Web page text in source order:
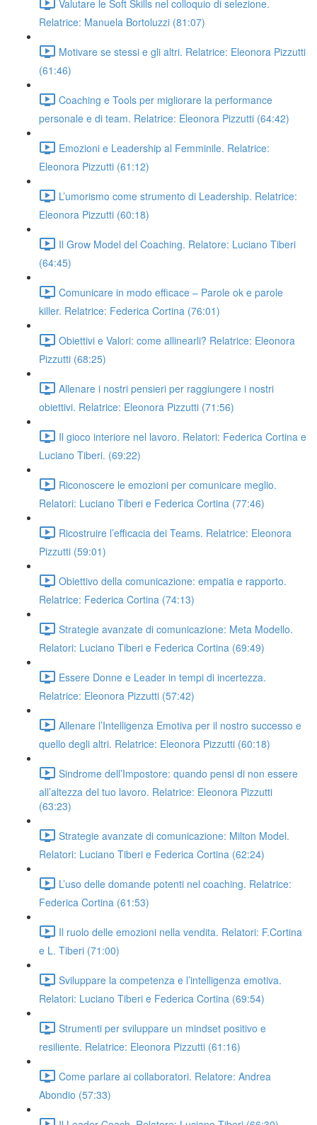
Valutare le Soft Skills nel colloquio di selezione.
Relatrice: Manuela Bortoluzzi (81:07)
Motivare se stessi e gli altri. Relatrice: Eleonora Pizzutti
(61:46)
Coaching e Tools per migliorare la performance
personale e di team. Relatrice: Eleonora Pizzutti (64:42)
Emozioni e Leadership al Femminile. Relatrice:
Eleonora Pizzutti (61:12)
L’umorismo come strumento di Leadership. Relatrice:
Eleonora Pizzutti (60:18)
Il Grow Model del Coaching. Relatore: Luciano Tiberi
(64:45)
Comunicare in modo efficace – Parole ok e parole
killer. Relatrice: Federica Cortina (76:01)
Obiettivi e Valori: come allinearli? Relatrice: Eleonora
Pizzutti (68:25)
Allenare i nostri pensieri per raggiungere i nostri
obiettivi. Relatrice: Eleonora Pizzutti (71:56)
Il gioco interiore nel lavoro. Relatori: Federica Cortina e
Luciano Tiberi. (69:22)
Riconoscere le emozioni per comunicare meglio.
Relatori: Luciano Tiberi e Federica Cortina (77:46)
Ricostruire l’efficacia dei Teams. Relatrice: Eleonora
Pizzutti (59:01)
Obiettivo della comunicazione: empatia e rapporto.
Relatrice: Federica Cortina (74:13)
Strategie avanzate di comunicazione: Meta Modello.
Relatori: Luciano Tiberi e Federica Cortina (69:49)
Essere Donne e Leader in tempi di incertezza.
Relatrice: Eleonora Pizzutti (57:42)
Allenare l’Intelligenza Emotiva per il nostro successo e
quello degli altri. Relatrice: Eleonora Pizzutti (60:18)
Sindrome dell’Impostore: quando pensi di non essere
all’altezza del tuo lavoro. Relatrice: Eleonora Pizzutti
(63:23)
Strategie avanzate di comunicazione: Milton Model.
Relatori: Luciano Tiberi e Federica Cortina (62:24)
L’uso delle domande potenti nel coaching. Relatrice:
Federica Cortina (61:53)
Il ruolo delle emozioni nella vendita. Relatori: F.Cortina
e L. Tiberi (71:00)
Sviluppare la competenza e l’intelligenza emotiva.
Relatori: Luciano Tiberi e Federica Cortina (69:54)
Strumenti per sviluppare un mindset positivo e
resiliente. Relatrice: Eleonora Pizzutti (61:16)
Come parlare ai collaboratori. Relatore: Andrea
Abondio (57:33)